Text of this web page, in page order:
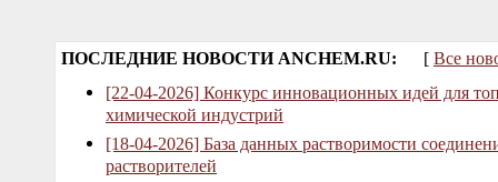
ПОСЛЕДНИЕ НОВОСТИ ANCHEM.RU: [ Все
[22-04-2026] Конкурс инновационных идей для
химической индустрий
[18-04-2026] База данных растворимости
растворителей